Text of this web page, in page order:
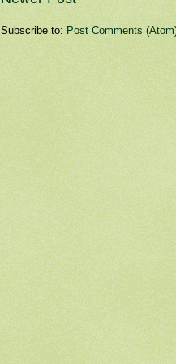
Subscribe to: Post Comments